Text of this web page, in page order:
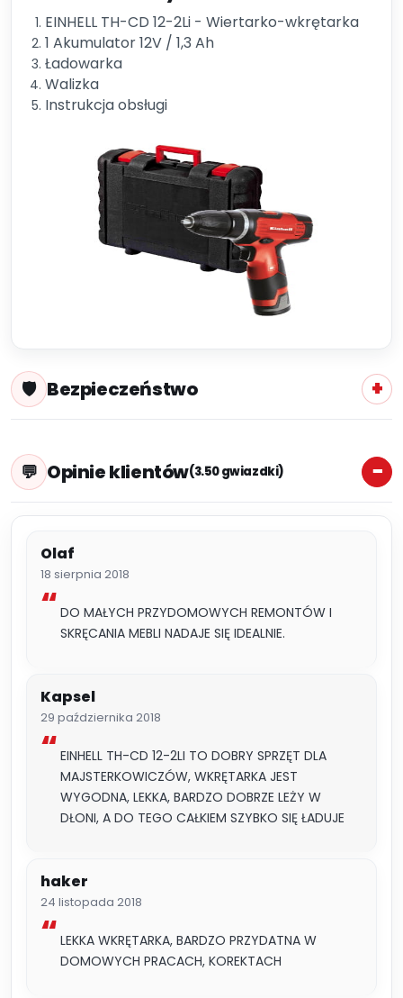
EINHELL TH-CD 12-2Li - Wiertarko-wkrętarka
1 Akumulator 12V / 1,3 Ah
Ładowarka
Walizka
Instrukcja obsługi
Bezpieczeństwo
Opinie klientów(3.50 gwiazdki)
Olaf
18 sierpnia 2018
DO MAŁYCH PRZYDOMOWYCH REMONTÓW I
SKRĘCANIA MEBLI NADAJE SIĘ IDEALNIE.
Kapsel
29 października 2018
EINHELL TH-CD 12-2LI TO DOBRY SPRZĘT DLA
MAJSTERKOWICZÓW, WKRĘTARKA JEST
WYGODNA, LEKKA, BARDZO DOBRZE LEŻY W
DŁONI, A DO TEGO CAŁKIEM SZYBKO SIĘ ŁADUJE
haker
24 listopada 2018
LEKKA WKRĘTARKA, BARDZO PRZYDATNA W
DOMOWYCH PRACACH, KOREKTACH